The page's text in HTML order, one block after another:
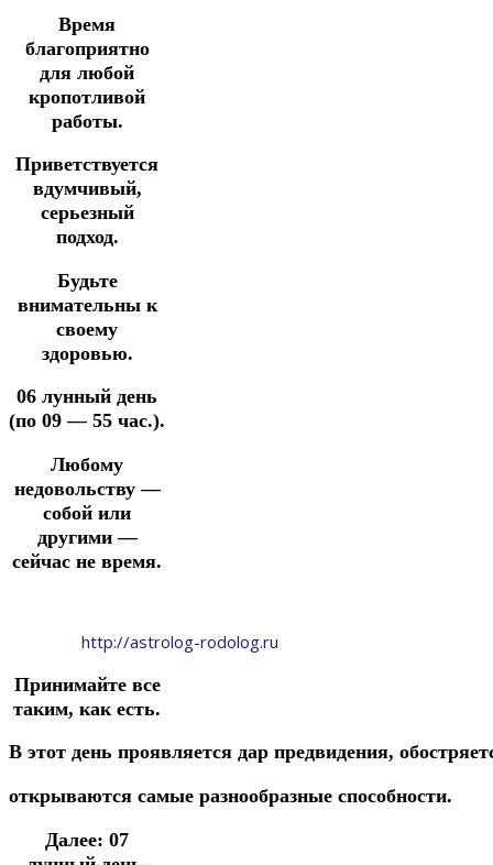
Время
благоприятно
для любой
кропотливой
работы.
Приветствуется
вдумчивый,
серьезный
подход.
Будьте
внимательны к
своему
здоровью.
06 лунный день
(по 09 — 55 час.).
Любому
недовольству —
собой или
другими —
сейчас не время.
http://astrolog-rodolog.ru
Принимайте все
таким, как есть.
В этот день проявляется дар предвидения,
открываются самые разнообразные способности.
Далее: 07